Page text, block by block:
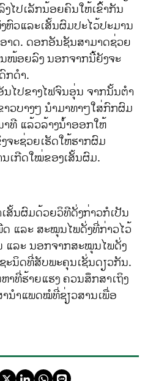
ໄປເລັກນ້ອຍຄົນໃຫ້ເຂົ້າກັນ
ວແລະເສັ້ນຜົມປະໄວ້ປະມານ
າດ. ດອກອັນຊັນສາມາດຊ່ວຍ
ໜ້ອຍລົງ ນອກຈາກນີ້ຍັງຈະ
ກດຳ.
ນໄປຂາງໄຟຈົນອຸ່ນ ຈາກນັ້ນຕໍາ
ວບາງໆ ນຳມາທາໆໃສ່ກົກຜົມ
ທີ ແລ້ວລ້າງນໍ້າອອກໃຫ້
ຈະຊ່ວຍເຮັດໃຫ້ຮາກຜົມ
ເກີດໃໝ່ຂອງເສັ້ນຜົມ.
ສັ້ນຜົມດ້ວຍວິທີດັ່ງກ່າວກໍເປັນ
ແລະ ສະໝຸນໄພດັ່ງທີ່ກ່າວໄວ້
ແລະ ນອກຈາກສະໝຸນໄພດັ່ງ
ະນິດທີ່ສັບພະຄຸນເຊັ່ນດຽວກັນ.
າທີ່ຮ້າຍແຮງ ຄວນສຶກສາເຖິງ
ນຳແພດໝໍທີ່ຊ່ຽວສານເພື່ອ